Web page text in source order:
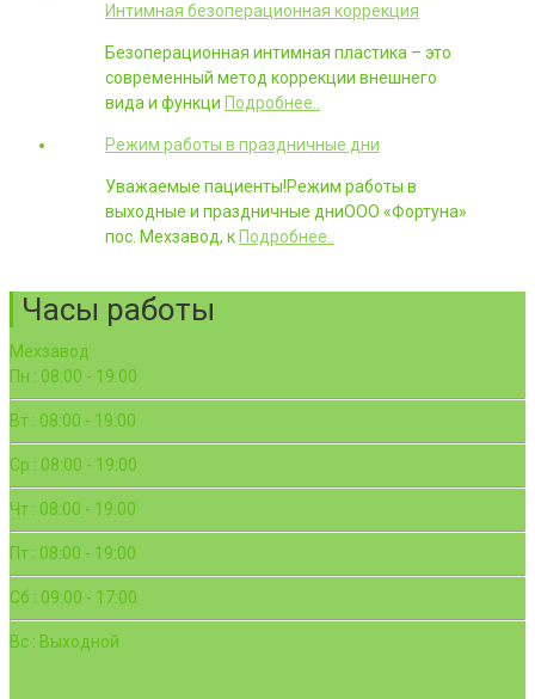
Интимная безоперационная коррекция
Безоперационная интимная пластика – это
современный метод коррекции внешнего
вида и функци Подробнее..
Режим работы в праздничные дни
Уважаемые пациенты!Режим работы в
выходные и праздничные дниООО «Фортуна»
пос. Мехзавод, к Подробнее..
Часы работы
Мехзавод
Пн : 08:00 - 19:00
Вт : 08:00 - 19:00
Ср : 08:00 - 19:00
Чт : 08:00 - 19:00
Пт : 08:00 - 19:00
Сб : 09:00 - 17:00
Вс : Выходной